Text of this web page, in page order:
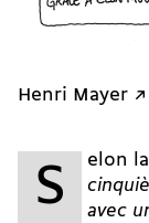
Henri Mayer ↗
S elon
avec